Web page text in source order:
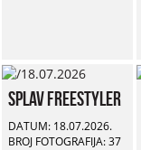
Splav Freestyler
DATUM: 18.07.2026.
BROJ FOTOGRAFIJA: 37